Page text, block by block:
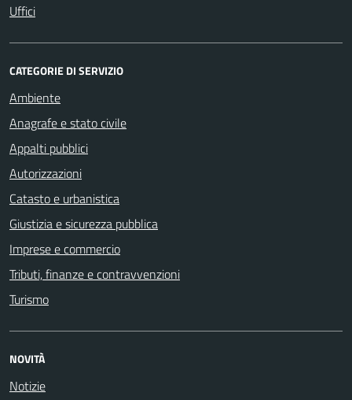
Uffici
CATEGORIE DI SERVIZIO
Ambiente
Anagrafe e stato civile
Appalti pubblici
Autorizzazioni
Catasto e urbanistica
Giustizia e sicurezza pubblica
Imprese e commercio
Tributi, finanze e contravvenzioni
Turismo
NOVITÀ
Notizie